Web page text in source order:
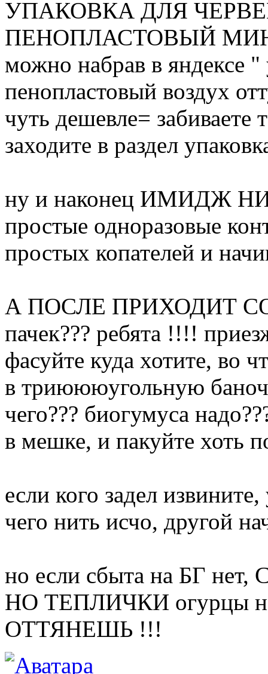
УПАКОВКА ДЛЯ
ПЕНОПЛАСТОВЫЙ
можно набрав в яндексе "
пенопластовый воздух
чуть дешевле= забиваете
заходите в раздел
ну и наконец ИМИДЖ
простые одноразовые
простых копателей и
А ПОСЛЕ ПРИХОДИТ
пачек??? ребята !!!!
фасуйте куда хотите, во
в триюююугольную
чего??? биогумуса
в мешке, и пакуйте хоть
если кого задел
чего нить исчо, другой
но если сбыта на БГ
НО ТЕПЛИЧКИ огурцы
ОТТЯНЕШЬ !!!